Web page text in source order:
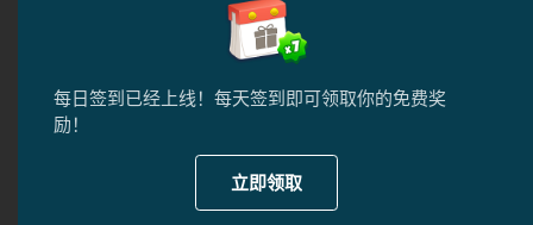
每日签到已经上线！每天签到即可领取你的免费奖
励！
立即领取